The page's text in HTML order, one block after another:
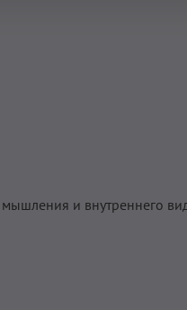
мышления и внутреннего